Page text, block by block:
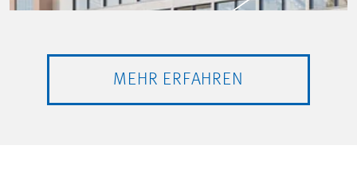
MEHR ERFAHREN